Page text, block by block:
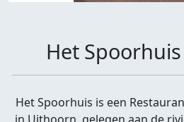
Het
Het Spoorhuis is een